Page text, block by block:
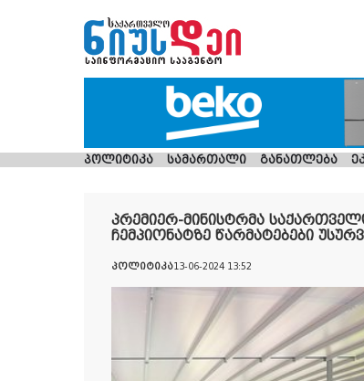
პოლიტიკა სამართალი განათლება
პრემიერ-მინისტრმა
ჩემპიონატზე წარმატებები
პოლიტიკა13-06-2024 13:52